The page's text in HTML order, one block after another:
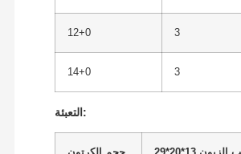
12+0 3
14+0 3
التعبئة: